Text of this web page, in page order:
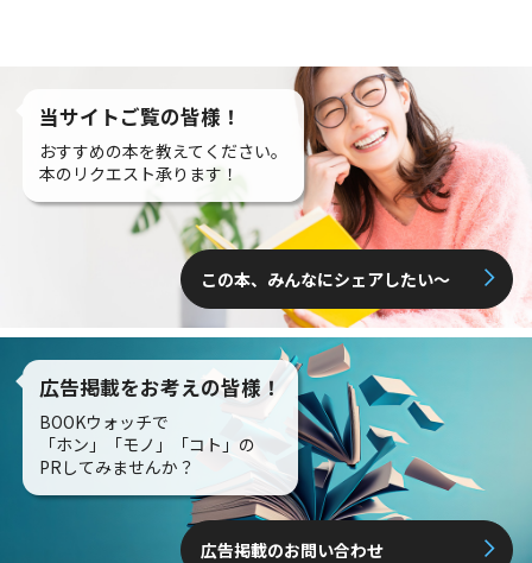
当サイトご覧の皆様！
おすすめの本を教えてください。
本のリクエスト承ります！
この本、みんなにシェアしたい〜
広告掲載をお考えの皆様！
BOOKウォッチで
「ホン」「モノ」「コト」の
PRしてみませんか？
広告掲載のお問い合わせ